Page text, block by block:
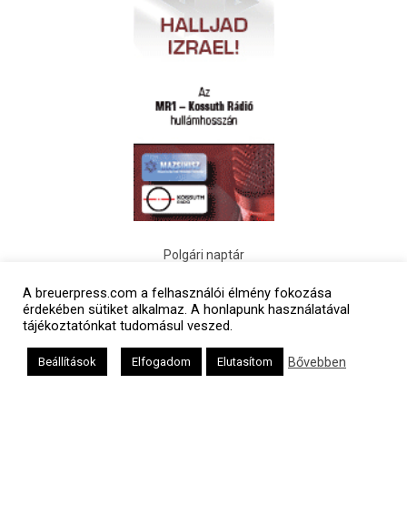
Polgári naptár
A breuerpress.com a felhasználói élmény fokozása
érdekében sütiket alkalmaz. A honlapunk használatával
tájékoztatónkat tudomásul veszed.
Beállítások Elfogadom Elutasítom Bővebben